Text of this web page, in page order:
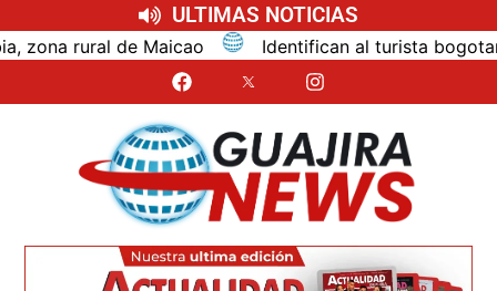
ULTIMAS NOTICIAS
Identifican al turista bogotano que murió por